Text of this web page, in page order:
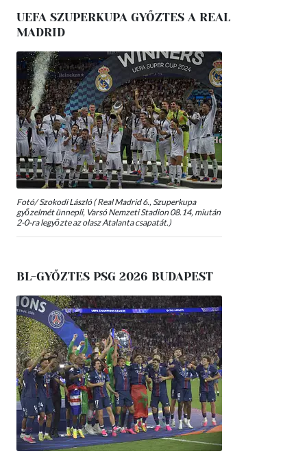
UEFA SZUPERKUPA GYŐZTES A REAL
MADRID
Fotó/ Szokodi László ( Real Madrid 6., Szuperkupa
győzelmét ünnepli, Varsó Nemzeti Stadion 08.14, miután
2-0-ra legyőzte az olasz Atalanta csapatát.)
BL-GYŐZTES PSG 2026 BUDAPEST